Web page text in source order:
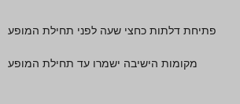
פתיחת דלתות כחצי שעה לפני תחילת המופע
מקומות הישיבה ישמרו עד תחילת המופע